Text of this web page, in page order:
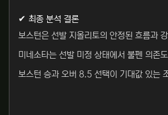
✔ 최종 분석 결론
보스턴은 선발 지올리토의 안정된 흐름과
미네소타는 선발 미정 상태에서 불펜 의존
보스턴 승과 오버 8.5 선택이 기대값 있는